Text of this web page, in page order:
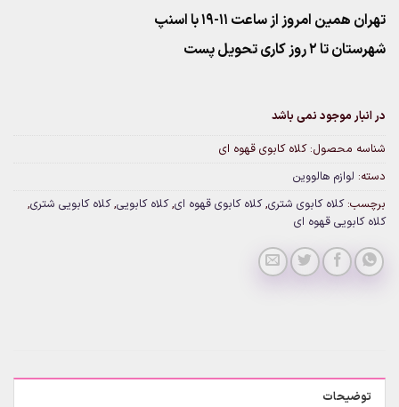
تهران همین امروز از ساعت ۱۱-۱۹ با اسنپ
شهرستان تا 2 روز کاری تحویل پست
در انبار موجود نمی باشد
شناسه محصول:کلاه کابوی قهوه ای
دسته: لوازم هالووین
برچسب:کلاه کابوی شتری,کلاه کابوی قهوه ای,کلاه کابویی,کلاه کابویی شتری,
کلاه کابویی قهوه ای
توضیحات